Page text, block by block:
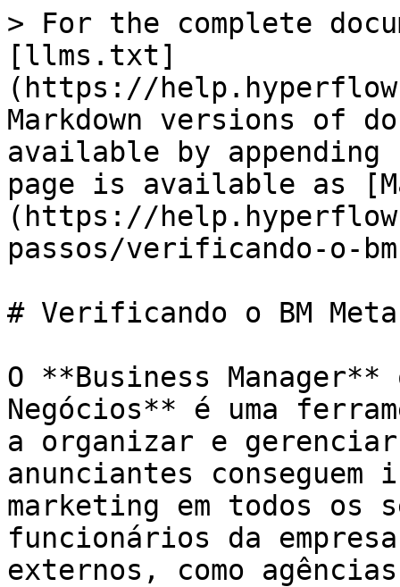
> For the complete
[llms.txt]
(https://
Markdown versions of
available by
page is available as
(https://
passos/verificando-o-
# Verificando o BM Meta
O **Business
Negócios** é uma
a organizar e
anunciantes
marketing em todos os
funcionários da
externos, como